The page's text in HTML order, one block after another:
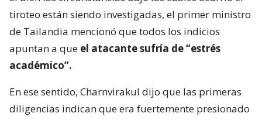
tiroteo están siendo investigadas, el primer ministro
de Tailandia mencionó que todos los indicios
apuntan a que el atacante sufría de “estrés
académico”.
En ese sentido, Charnvirakul dijo que las primeras
diligencias indican que era fuertemente presionado